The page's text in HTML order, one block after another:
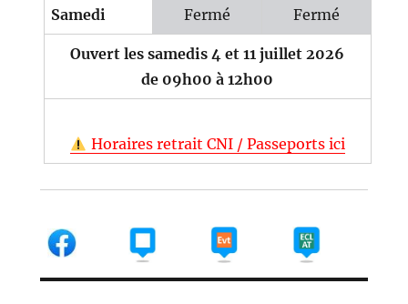
Samedi Fermé Fermé
Ouvert les samedis 4 et 11 juillet 2026
de 09h00 à 12h00
Horaires retrait CNI / Passeports ici